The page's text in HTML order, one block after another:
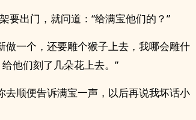
要出门，就问道：“给满宝他们的？”
做一个，还要雕个猴子上去，我哪会雕什
他们刻了几朵花上去。”
去顺便告诉满宝一声，以后再说我坏话小